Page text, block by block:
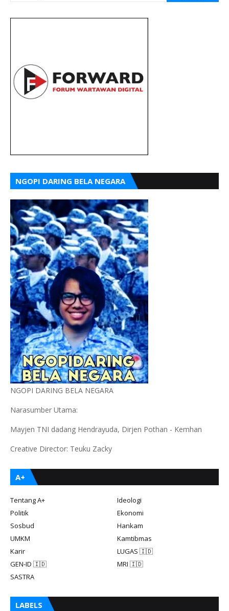
NGOPI DARING BELA NEGARA
NGOPI DARING BELA NEGARA
Narasumber Utama:
Mayjen TNI dadang Hendrayuda, Dirjen Pothan - Kemhan
Creative Director: Teuku Zacky
A+
Tentang A+
Ideologi
Politik
Ekonomi
Sosbud
Hankam
UMKM
Kamtibmas
Karir
LUGAS 🇮🇩
GEN-ID 🇮🇩
MRI 🇮🇩
SASTRA
LABELS